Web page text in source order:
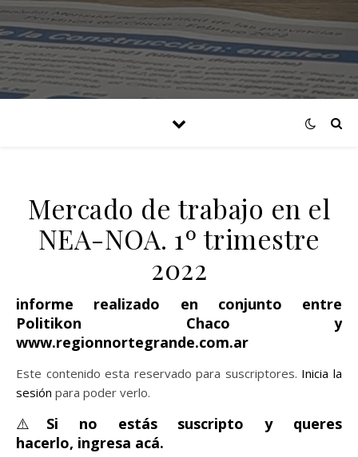
Mercado de trabajo en el
NEA-NOA. 1º trimestre
2022
informe realizado en conjunto entre
Politikon Chaco y
www.regionnortegrande.com.ar
Este contenido esta reservado para suscriptores. Inicia la
sesión para poder verlo.
⚠️ Si no estás suscripto y queres
hacerlo, ingresa acá.